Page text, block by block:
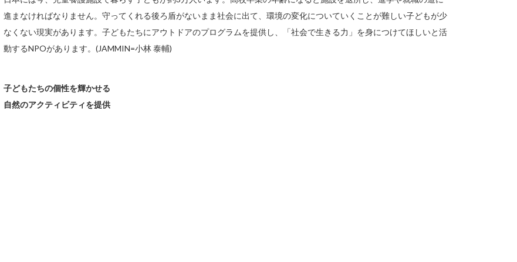
進まなければなりません。守ってくれる後ろ盾がないまま社会に出て、環境の変化についていくことが難しい子どもが少
なくない現実があります。子どもたちにアウトドアのプログラムを提供し、「社会で生きる力」を身につけてほしいと活
動するNPOがあります。(JAMMIN=小林 泰輔)
子どもたちの個性を輝かせる
自然のアクティビティを提供